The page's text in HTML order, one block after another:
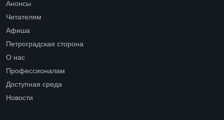
Анонсы
Читателям
Афиша
Петроградская сторона
О нас
Профессионалам
Доступная среда
Новости